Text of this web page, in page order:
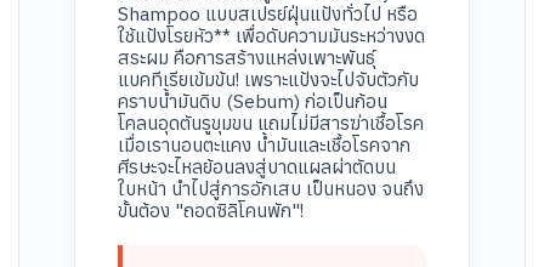
Shampoo แบบสเปรย์ฝุ่นแป้งทั่วไป หรือ
ใช้แป้งโรยหัว** เพื่อดับความมันระหว่างงด
สระผม คือการสร้างแหล่งเพาะพันธุ์
แบคทีเรียเข้มข้น! เพราะแป้งจะไปจับตัวกับ
คราบน้ำมันดิบ (Sebum) ก่อเป็นก้อน
โคลนอุดตันรูขุมขน แถมไม่มีสารฆ่าเชื้อโรค
เมื่อเรานอนตะแคง น้ำมันและเชื้อโรคจาก
ศีรษะจะไหลย้อนลงสู่บาดแผลผ่าตัดบน
ใบหน้า นำไปสู่การอักเสบ เป็นหนอง จนถึง
ขั้นต้อง "ถอดซิลิโคนพัก"!